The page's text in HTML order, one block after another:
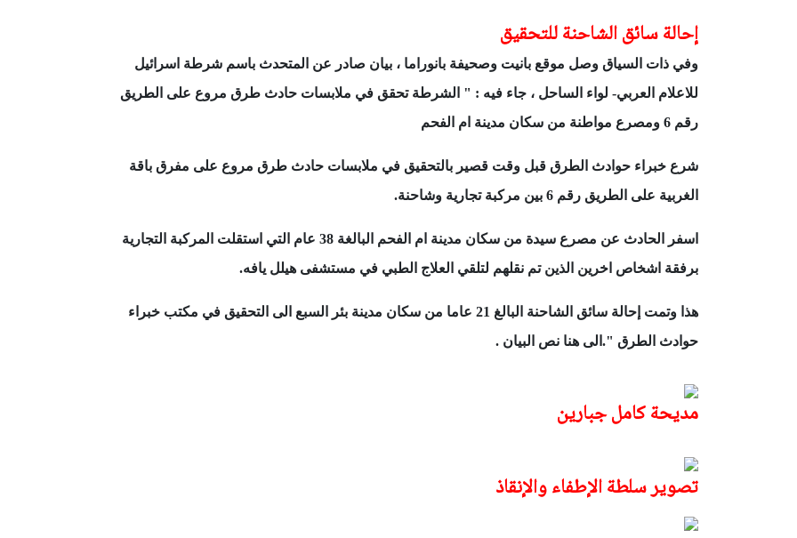
إحالة سائق الشاحنة للتحقيق
وفي ذات السياق وصل موقع بانيت وصحيفة بانوراما ، بيان صادر عن المتحدث باسم شرطة اسرائيل
للاعلام العربي- لواء الساحل ، جاء فيه : " الشرطة تحقق في ملابسات حادث طرق مروع على الطريق
رقم 6 ومصرع مواطنة من سكان مدينة ام الفحم
شرع خبراء حوادث الطرق قبل وقت قصير بالتحقيق في ملابسات حادث طرق مروع على مفرق باقة
الغربية على الطريق رقم 6 بين مركبة تجارية وشاحنة.
اسفر الحادث عن مصرع سيدة من سكان مدينة ام الفحم البالغة 38 عام التي استقلت المركبة التجارية
برفقة اشخاص اخرين الذين تم نقلهم لتلقي العلاج الطبي في مستشفى هيلل يافه.
هذا وتمت إحالة سائق الشاحنة البالغ 21 عاما من سكان مدينة بئر السبع الى التحقيق في مكتب خبراء
حوادث الطرق ".الى هنا نص البيان .
مديحة كامل جبارين
تصوير سلطة الإطفاء والإنقاذ